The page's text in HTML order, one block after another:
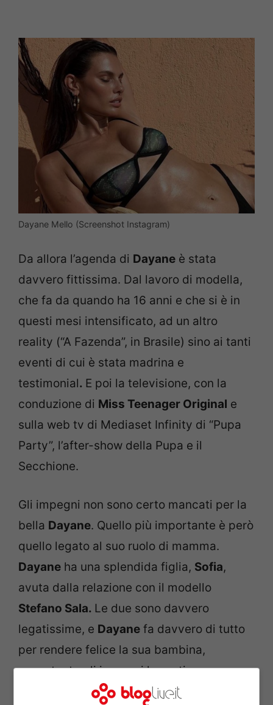
Dayane Mello (Screenshot Instagram)
Da allora l’agenda di Dayane è stata
davvero fittissima. Dal lavoro di modella,
che fa da quando ha 16 anni e che si è in
questi mesi intensificato, ad un altro
reality (“A Fazenda”, in Brasile) sino ai tanti
eventi di cui è stata madrina e
testimonial. E poi la televisione, con la
conduzione di Miss Teenager Original e
sulla web tv di Mediaset Infinity di “Pupa
Party”, l’after-show della Pupa e il
Secchione.
Gli impegni non sono certo mancati per la
bella Dayane. Quello più importante è però
quello legato al suo ruolo di mamma.
Dayane ha una splendida figlia, Sofia,
avuta dalla relazione con il modello
Stefano Sala. Le due sono davvero
legatissime, e Dayane fa davvero di tutto
per rendere felice la sua bambina,
nonostante gli impegni la portino spesso
lontana. Come per esempio allargare la